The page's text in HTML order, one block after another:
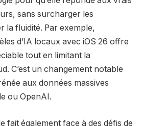
sans surcharger les
la fluidité. Par exemple,
d’IA locaux avec iOS 26 offre
tout en limitant la
C’est un changement notable
aux données massives
ou OpenAI.
fait également face à des défis de